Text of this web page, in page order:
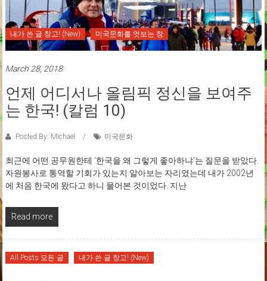
내가 쓴 글 창고! (New) 미국문화를 엿보는 창
March 28, 2018
언제 어디서나 올림픽 정신을 보여주
는 한국! (칼럼 10)
Posted By: Michael 미국문화
최근에 어떤 공무원한테 ‘한국을 왜 그렇게 좋아하냐’는 질문을 받았다.
자원봉사로 통역할 기회가 있는지 알아보는 자리였는데 내가 2002년
에 처음 한국에 왔다고 하니 물어본 것이었다. 지난
Read more
All Posts 모든 글 내가 쓴 글 창고! (New)